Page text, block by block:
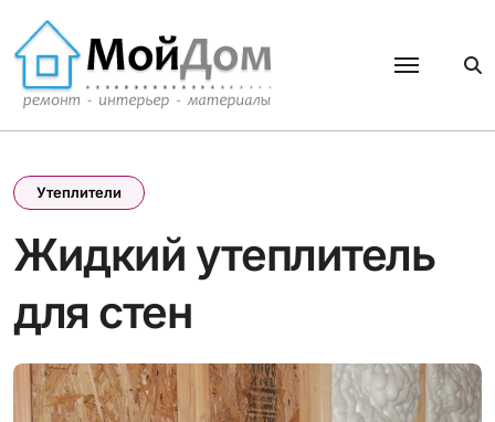
содержанию
Утеплители
Жидкий утеплитель
для стен